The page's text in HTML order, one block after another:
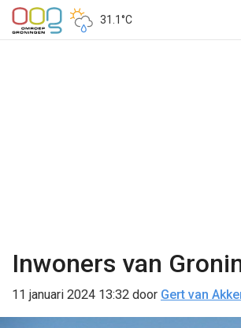
31.1°C
Inwoners van
11 januari 2024 13:32 door Gert van